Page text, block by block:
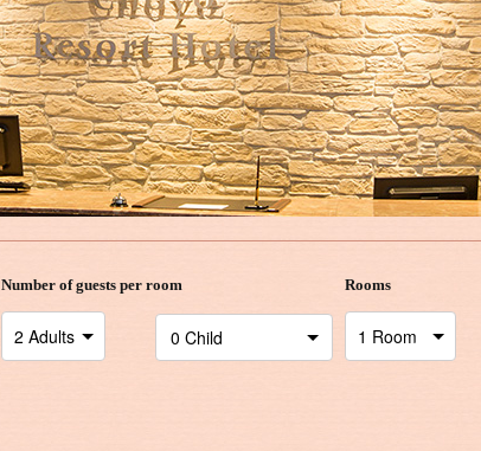
Number of guests per room Rooms